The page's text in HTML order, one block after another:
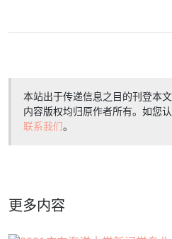
本站出于传递信息之目的刊登本
内容版权均归原作者所有。如您
联系我们。
更多内容